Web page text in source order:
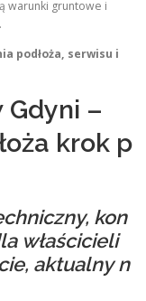
warunki gruntowe i
podłoża, serwisu i
–
krok p
kon
właścicieli
aktualny n